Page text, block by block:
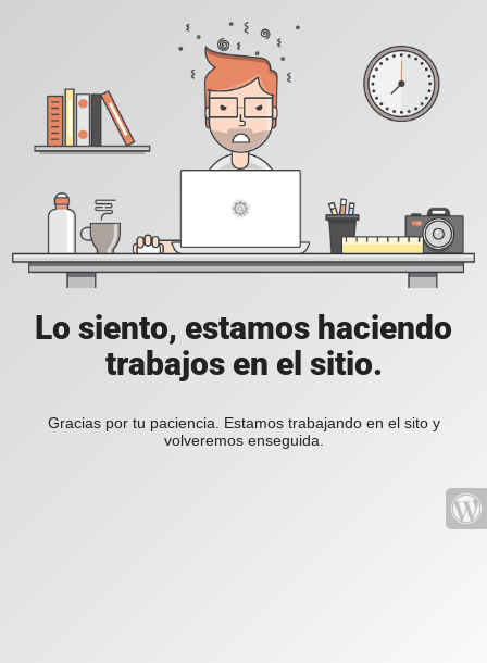
Lo siento, estamos haciendo
trabajos en el sitio.
Gracias por tu paciencia. Estamos trabajando en el sito y
volveremos enseguida.